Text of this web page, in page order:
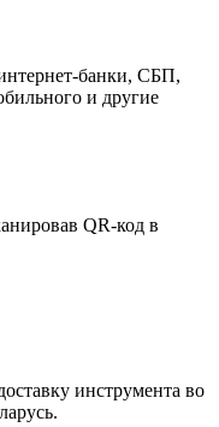
банки, СБП,
и другие
QR-код в
инструмента во